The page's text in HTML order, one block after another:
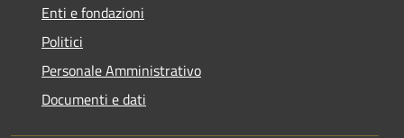
Enti e fondazioni
Politici
Personale Amministrativo
Documenti e dati